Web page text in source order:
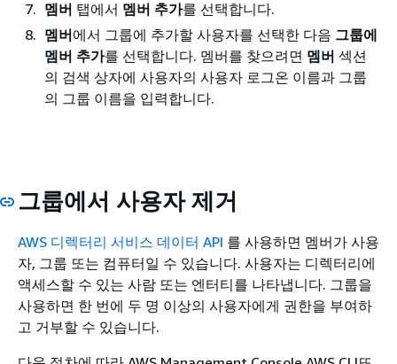
멤버 탭에서 멤버 추가를 선택합니다.
멤버에서 그룹에 추가할 사용자를 선택한 다음 그룹에
멤버 추가를 선택합니다. 멤버를 찾으려면 멤버 섹션
의 검색 상자에 사용자의 사용자 로그온 이름과 그룹
의 그룹 이름을 입력합니다.
그룹에서 사용자 제거
AWS 디렉터리 서비스 데이터 API 를 사용하면 멤버가 사용
자, 그룹 또는 컴퓨터일 수 있습니다. 사용자는 디렉터리에
액세스할 수 있는 사람 또는 엔터티를 나타냅니다. 그룹을
사용하면 한 번에 두 명 이상의 사용자에게 권한을 부여하
고 거부할 수 있습니다.